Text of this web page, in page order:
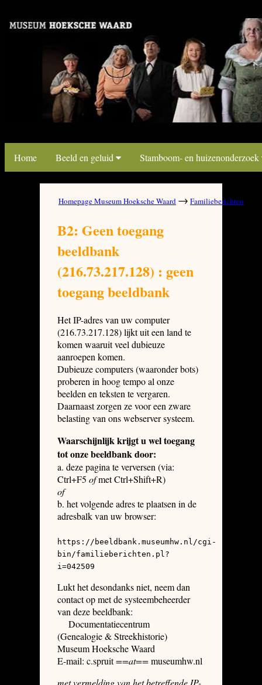
Home Beeld en geluid Stamboom- en huizenonderzoek
Homepage Museum Hoeksche Waard → Familieberichten
B2: Geen toegang
beeldbank
(216.73.217.128) : geen
toegang beeldbank
Het IP-adres van uw computer
(216.73.217.128) lijkt uit een land te
komen waaruit veel dubieuze
aanroepen komen.
Dubieuze computers (waaronder bots)
proberen in hoog tempo al onze
beelden en teksten te vergaren.
Daarnaast zorgen ze voor een zware
belasting van ons webserver systeem.
Waarschijnlijk krijgt u wel toegang
tot onze beeldbank door:
a. deze pagina te verversen (via:
Ctrl+F5 ofmet Ctrl+Shift+R)
of
b. het volgende adres te plaatsen in de
adresbalk van uw browser:
https://beeldbank.museumhw.nl/cgi-
bin/familieberichten.pl?
i=042509
Lukt het desondanks niet, neem dan
contact op met de systeembeheerder
van deze beeldbank:
Documentatiecentrum
(Genealogie & Streekhistorie)
Museum Hoeksche Waard
E-mail: c.spruit==at==museumhw.nl
met vermelding van het betreffende IP-